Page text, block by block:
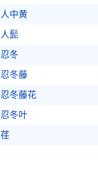
人中黄
人髭
忍冬
忍冬藤
忍冬藤花
忍冬叶
荏